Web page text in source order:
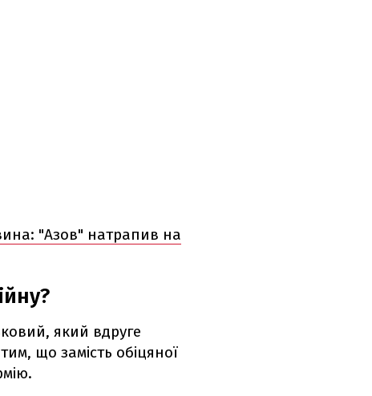
"Азов" натрапив на
який вдруге
що замість обіцяної